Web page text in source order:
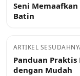
Seni
Batin
ARTIKEL
Panduan Praktis
dengan Mudah